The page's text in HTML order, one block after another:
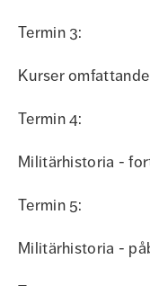
Termin 3:
Kurser
Termin 4:
Militärhistoria -
Termin 5:
Militärhistoria -